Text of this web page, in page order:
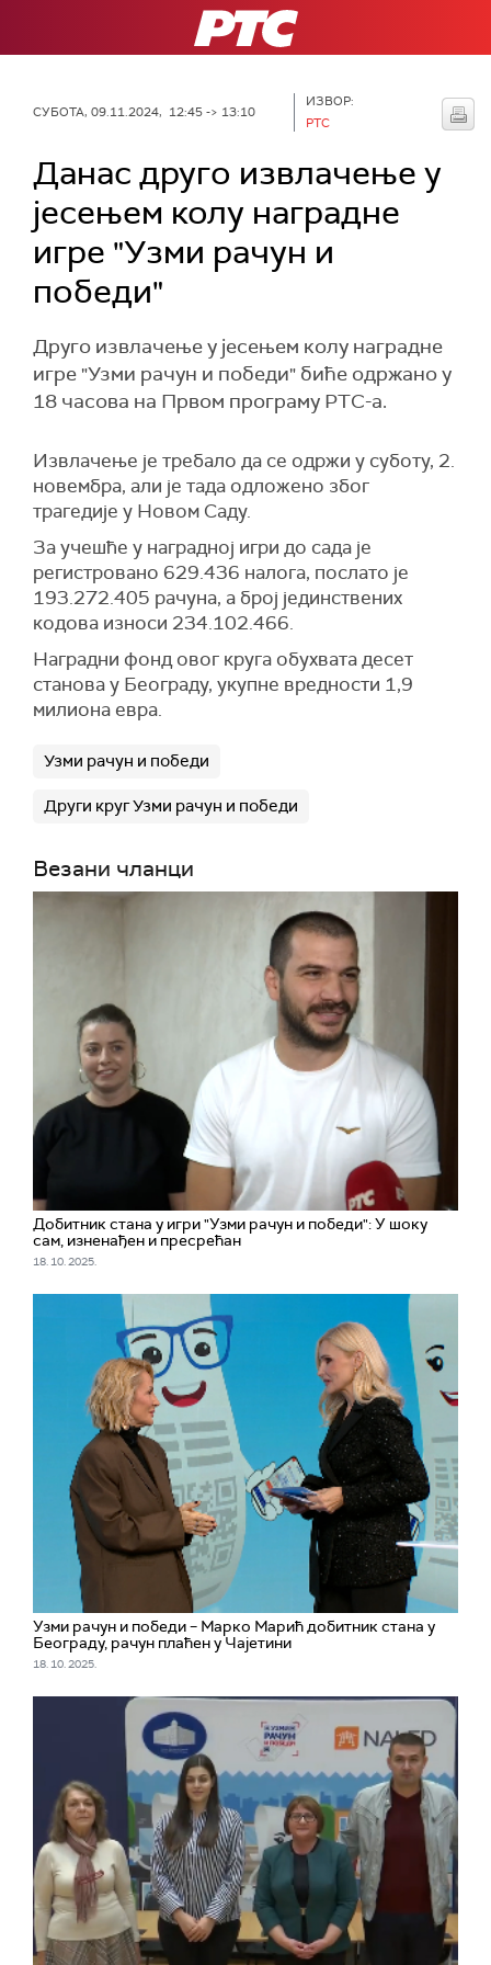
РТС
СУБОТА, 09.11.2024, 12:45 -> 13:10
ИЗВОР:
РТС
Данас друго извлачење у
јесењем колу наградне
игре "Узми рачун и
победи"
Друго извлачење у јесењем колу наградне
игре "Узми рачун и победи" биће одржано у
18 часова на Првом програму РТС-а.
Извлачење је требало да се одржи у суботу, 2.
новембра, али је тада одложено због
трагедије у Новом Саду.
За учешће у наградној игри до сада је
регистровано 629.436 налога, послато је
193.272.405 рачуна, а број јединствених
кодова износи 234.102.466.
Наградни фонд овог круга обухвата десет
станова у Београду, укупне вредности 1,9
милиона евра.
Узми рачун и победи
Други круг Узми рачун и победи
Везани чланци
Добитник стана у игри "Узми рачун и победи": У шоку
сам, изненађен и пресрећан
18. 10. 2025.
Узми рачун и победи – Марко Марић добитник стана у
Београду, рачун плаћен у Чајетини
18. 10. 2025.